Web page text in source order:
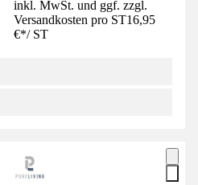
inkl. MwSt. und ggf. zzgl.
Versandkosten pro ST16,95
€*/ ST